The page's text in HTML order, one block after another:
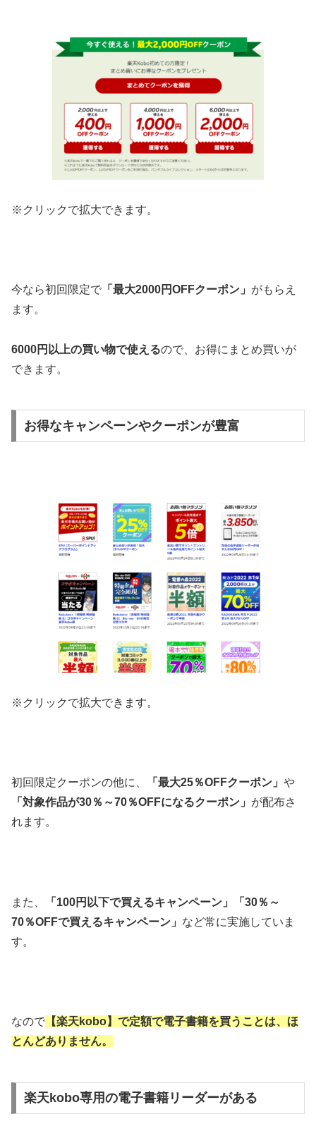
※クリックで拡大できます。
今なら初回限定で 「最大2000円OFFクーポン」 がもらえ
ます。
6000円以上の買い物で使えるので、お得にまとめ買いが
できます。
お得なキャンペーンやクーポンが豊富
※クリックで拡大できます。
初回限定クーポンの他に、 「最大25％OFFクーポン」 や
「対象作品が30％～70％OFFになるクーポン」 が配布さ
れます。
また、
「100円以下で買えるキャンペーン」「30％～
70％OFFで買えるキャンペーン」 など常に実施していま
す。
なので 【楽天kobo】で定額で電子書籍を買うことは、ほ
とんどありません。
楽天kobo専用の電子書籍リーダーがある